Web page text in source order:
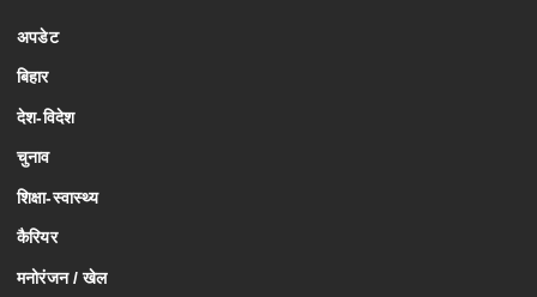
अपडेट
बिहार
देश-विदेश
चुनाव
शिक्षा-स्वास्थ्य
कैरियर
मनोरंजन / खेल